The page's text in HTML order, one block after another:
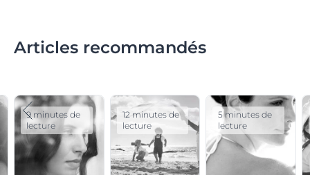
Articles recommandés
9 minutes de
lecture
12 minutes de
lecture
5 minutes de
lecture